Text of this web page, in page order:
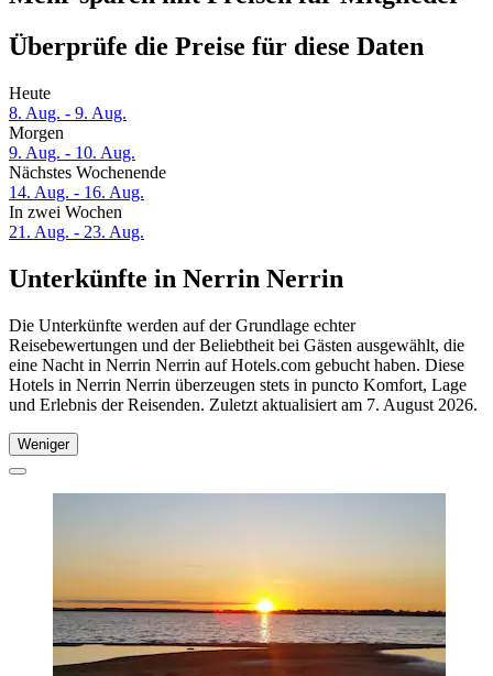
Überprüfe die Preise für diese Daten
Heute
8. Aug. - 9. Aug.
Morgen
9. Aug. - 10. Aug.
Nächstes Wochenende
14. Aug. - 16. Aug.
In zwei Wochen
21. Aug. - 23. Aug.
Unterkünfte in Nerrin Nerrin
Die Unterkünfte werden auf der Grundlage echter
Reisebewertungen und der Beliebtheit bei Gästen ausgewählt, die
eine Nacht in Nerrin Nerrin auf Hotels.com gebucht haben. Diese
Hotels in Nerrin Nerrin überzeugen stets in puncto Komfort, Lage
und Erlebnis der Reisenden. Zuletzt aktualisiert am 7. August 2026.
Weniger